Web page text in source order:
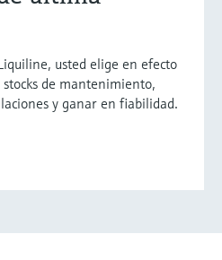
usted elige en efecto
de mantenimiento,
y ganar en fiabilidad.